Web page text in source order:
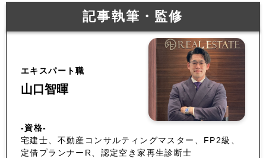
記事執筆・監修
エキスパート職
山口智暉
-資格-
宅建士、不動産コンサルティングマスター、FP2級、
定借プランナーR、認定空き家再生診断士